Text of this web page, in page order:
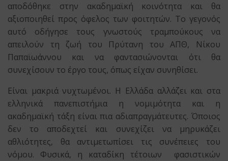
αποδόθηκε στην ακαδημαϊκή κοινότητα και θα
αξιοποιηθεί προς όφελος των φοιτητών. Το γεγονός
αυτό οδήγησε τους γνωστούς τραμπούκους να
απειλούν τη ζωή του Πρύτανη του ΑΠΘ, Νίκου
Παπαϊωάννου και να φαντασιώνονται ότι θα
συνεχίσουν το έργο τους, όπως είχαν συνηθίσει.
Είναι μακριά νυχτωμένοι. Η Ελλάδα αλλάζει και στα
ελληνικά πανεπιστήμια η νομιμότητα και η
ακαδημαϊκή τάξη είναι πια αδιαπραγμάτευτες. Όποιος
δεν το αποδεχτεί και συνεχίζει να μηρυκάζει
αθλιότητες, θα αντιμετωπίσει τις συνέπειες του
νόμου. Φυσικά, η καταδίκη τέτοιων φασιστικών